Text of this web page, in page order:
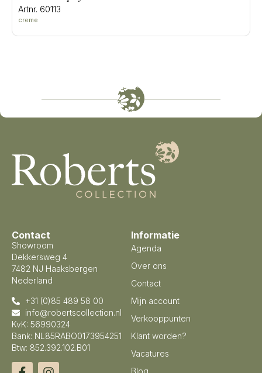
Artnr. 60113
creme
Contact
Showroom
Dekkersweg 4
7482 NJ Haaksbergen
Nederland
+31 (0)85 489 58 00
info@robertscollection.nl
KvK: 56990324
Bank: NL85RABO0173954251
Btw: 852.392.102.B01
Informatie
Agenda
Over ons
Contact
Mijn account
Verkooppunten
Klant worden?
Vacatures